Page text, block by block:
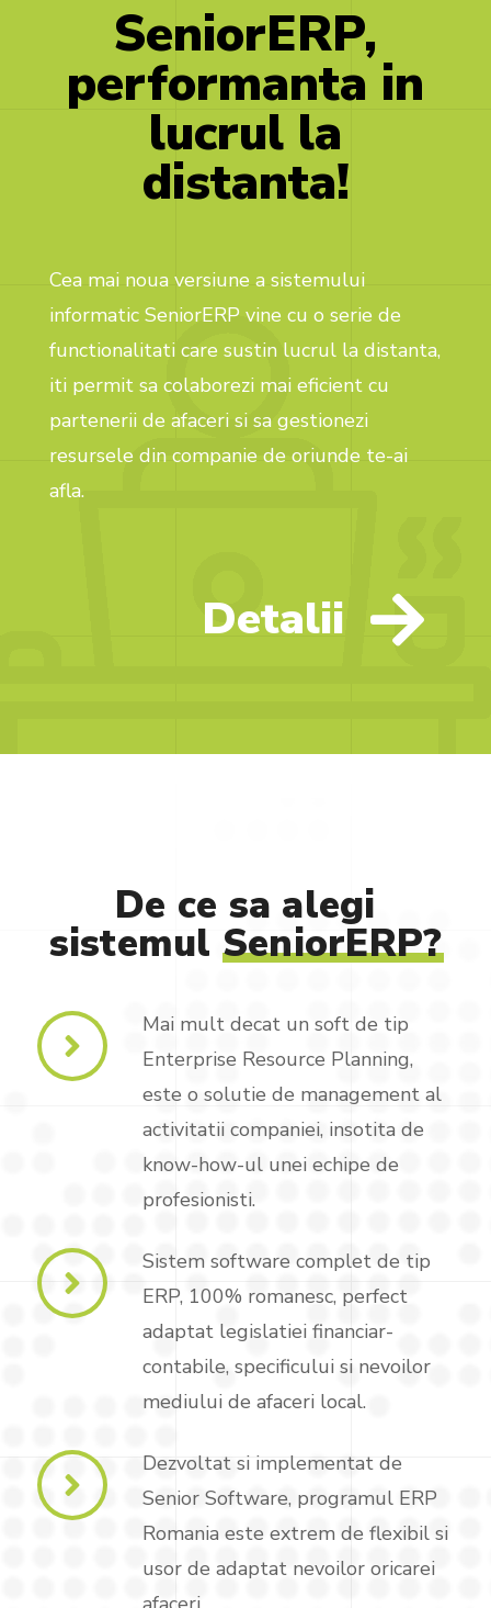
SeniorERP,
performanta in
lucrul la
distanta!
Cea mai noua versiune a sistemului
informatic SeniorERP vine cu o serie de
functionalitati care sustin lucrul la distanta,
iti permit sa colaborezi mai eficient cu
partenerii de afaceri si sa gestionezi
resursele din companie de oriunde te-ai
afla.
Detalii
De ce sa alegi
sistemul SeniorERP?
Mai mult decat un soft de tip
Enterprise Resource Planning,
este o solutie de management al
activitatii companiei, insotita de
know-how-ul unei echipe de
profesionisti.
Sistem software complet de tip
ERP, 100% romanesc, perfect
adaptat legislatiei financiar-
contabile, specificului si nevoilor
mediului de afaceri local.
Dezvoltat si implementat de
Senior Software, programul ERP
Romania este extrem de flexibil si
usor de adaptat nevoilor oricarei